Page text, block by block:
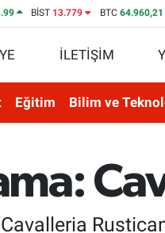
BİST 13.779 BTC 64.960,21
İLETİŞİM
Eğitim Bilim ve